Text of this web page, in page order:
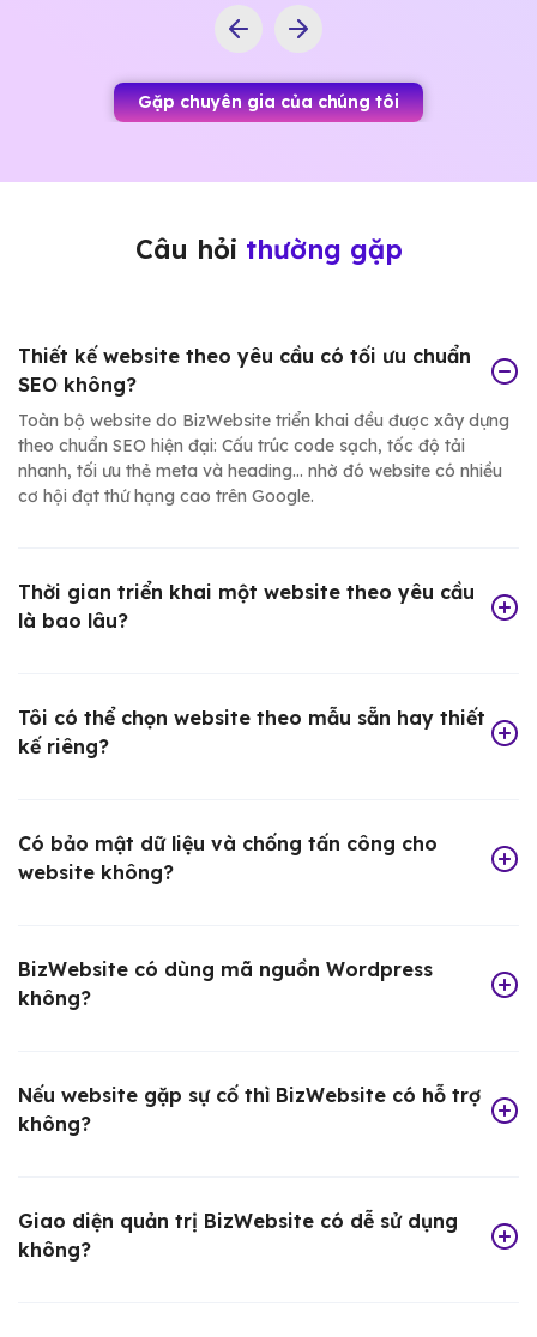
Gặp chuyên gia của chúng tôi
Câu hỏi thường gặp
Thiết kế website theo yêu cầu có tối ưu chuẩn
SEO không?
Toàn bộ website do BizWebsite triển khai đều được xây dựng
theo chuẩn SEO hiện đại: Cấu trúc code sạch, tốc độ tải
nhanh, tối ưu thẻ meta và heading... nhờ đó website có nhiều
cơ hội đạt thứ hạng cao trên Google.
Thời gian triển khai một website theo yêu cầu
là bao lâu?
Tôi có thể chọn website theo mẫu sẵn hay thiết
kế riêng?
Có bảo mật dữ liệu và chống tấn công cho
website không?
BizWebsite có dùng mã nguồn Wordpress
không?
Nếu website gặp sự cố thì BizWebsite có hỗ trợ
không?
Giao diện quản trị BizWebsite có dễ sử dụng
không?